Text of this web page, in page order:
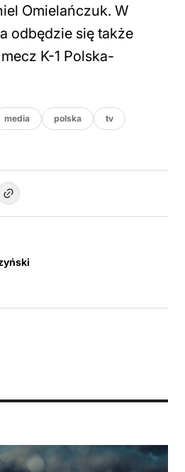
Omielańczuk. W
odbędzie się także
K-1 Polska-
media polska tv